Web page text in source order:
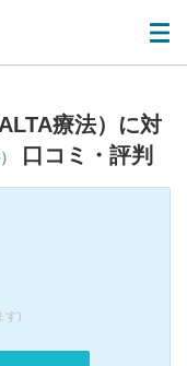
療法）に対
口コミ・評判
す)